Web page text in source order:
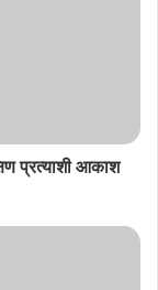
प्रत्याशी आकाश